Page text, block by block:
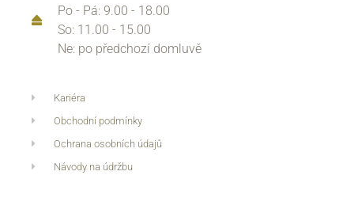
Po - Pá: 9.00 - 18.00
So: 11.00 - 15.00
Ne: po předchozí domluvě
Kariéra
Obchodní podmínky
Ochrana osobních údajů
Návody na údržbu